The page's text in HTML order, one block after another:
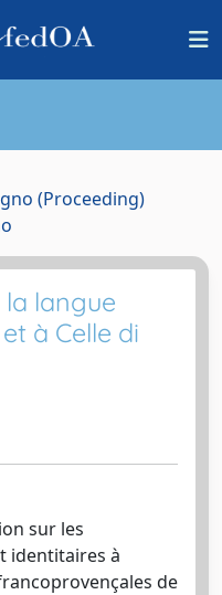
(Proceeding)
langue
à Celle di
sur les
identitaires à
de